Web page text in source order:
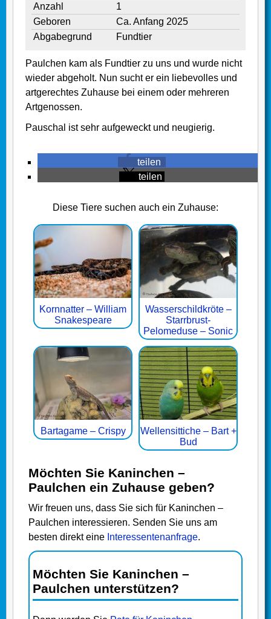
Anzahl
1
Geboren
Ca. Anfang 2025
Abgabegrund
Fundtier
Paulchen kam als Fundtier zu uns und wurde nicht
wieder abgeholt. Nun sucht er ein liebevolles und
artgerechtes Zuhause bei einem oder mehreren
Artgenossen.
Pauschal ist sehr aufgeweckt und neugierig.
teilen
teilen
Diese Tiere suchen auch ein Zuhause:
Kornnatter – William
Snakespeare
Wasserschildkröte –
Starrbrust-
Pelomeduse – Sonic
Bartagame – Crispy
Wellensittiche – Bart +
Bud
Möchten Sie Kaninchen –
Paulchen ein Zuhause geben?
Wir freuen uns, dass Sie sich für Kaninchen –
Paulchen interessieren. Senden Sie uns am
besten direkt eine Interessentenanfrage.
Möchten Sie Kaninchen –
Paulchen unterstützen?